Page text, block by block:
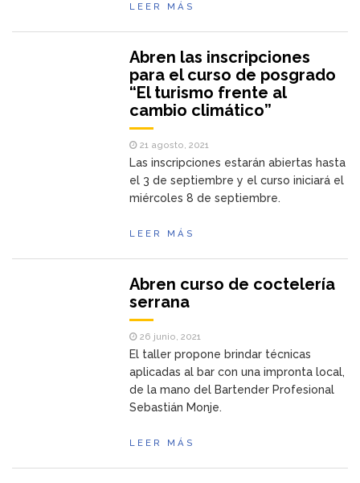
LEER MÁS
Abren las inscripciones
para el curso de posgrado
“El turismo frente al
cambio climático”
21 agosto, 2021
Las inscripciones estarán abiertas hasta
el 3 de septiembre y el curso iniciará el
miércoles 8 de septiembre.
LEER MÁS
Abren curso de coctelería
serrana
26 junio, 2021
El taller propone brindar técnicas
aplicadas al bar con una impronta local,
de la mano del Bartender Profesional
Sebastián Monje.
LEER MÁS